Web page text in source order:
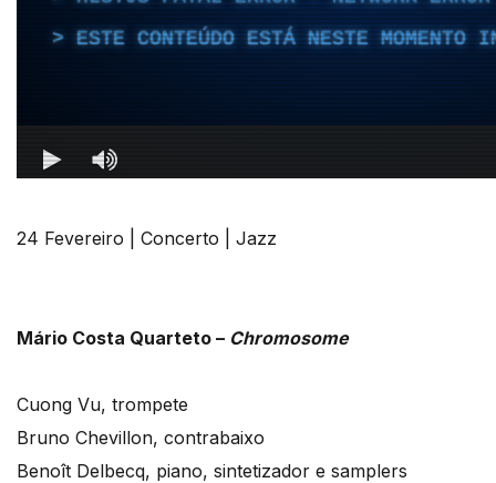
24 Fevereiro | Concerto | Jazz
Mário Costa Quarteto – Chromosome
Cuong Vu, trompete
Bruno Chevillon, contrabaixo
Benoît Delbecq, piano, sintetizador e samplers